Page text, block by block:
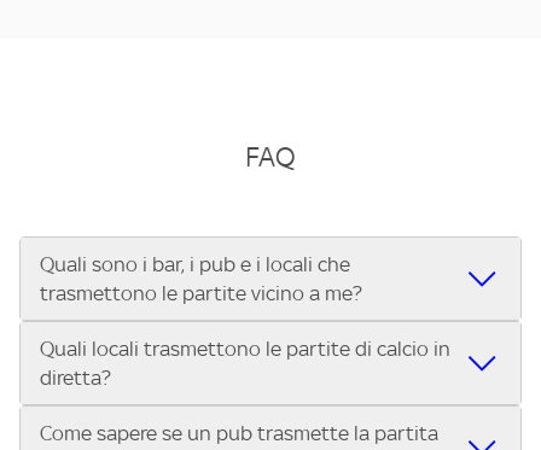
FAQ
Quali sono i bar, i pub e i locali che
trasmettono le partite vicino a me?
Se cerchi un bar, pub, ristorante o locale vicino a te per
vedere le partite di Serie A ENILIVE, la Serie C Sky Wifi, la
UEFA Champions League, la UEFA Europa League, la UEFA
Conference League, il Tennis, la Formula 1®, la MotoGP™ e
Quali locali trasmettono le partite di calcio in
diretta?
Vuoi sapere quali bar, pub o ristoranti mostrano le partite
Come sapere se un pub trasmette la partita